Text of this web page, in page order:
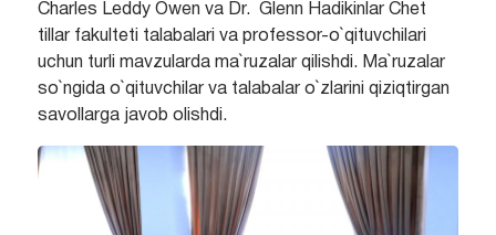
Charles Leddy Owen va Dr. Glenn Hadikinlar Chet
tillar fakulteti talabalari va professor-o`qituvchilari
uchun turli mavzularda ma`ruzalar qilishdi. Ma`ruzalar
so`ngida o`qituvchilar va talabalar o`zlarini qiziqtirgan
savollarga javob olishdi.